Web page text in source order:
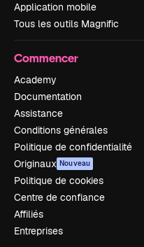
Application mobile
Tous les outils Magnific
Commencer
Academy
Documentation
Assistance
Conditions générales
Politique de confidentialité
Originaux Nouveau
Politique de cookies
Centre de confiance
Affiliés
Entreprises